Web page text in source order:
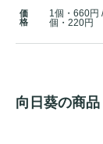
価
格
1個・660円
個・220円
向日葵の商品